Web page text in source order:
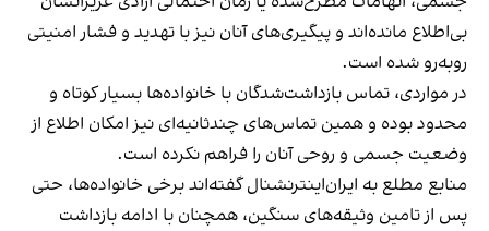
بی‌اطلاع مانده‌اند و پیگیری‌های آنان نیز با تهدید و فشار امنیتی
روبه‌رو شده است.
در مواردی، تماس بازداشت‌شدگان با خانواده‌ها بسیار کوتاه و
محدود بوده و همین تماس‌های چندثانیه‌ای نیز امکان اطلاع از
وضعیت جسمی و روحی آنان را فراهم نکرده است.
منابع مطلع به ایران‌اینترنشنال گفته‌اند برخی خانواده‌ها، حتی
پس از تامین وثیقه‌های سنگین، همچنان با ادامه بازداشت